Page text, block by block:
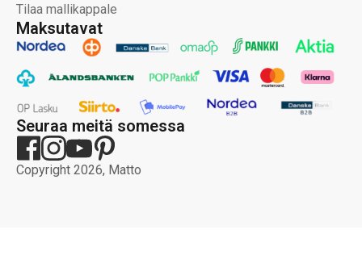
Maksutavat
Seuraa meitä somessa
Copyright 2026, Matto
Tilaa mallikappale